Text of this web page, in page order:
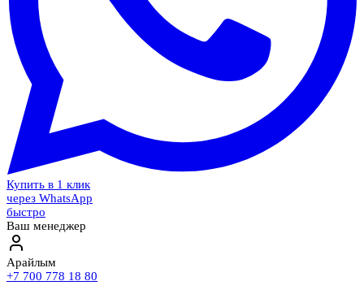
Купить в 1 клик
через WhatsApp
быстро
Ваш менеджер
Арайлым
+7 700 778 18 80